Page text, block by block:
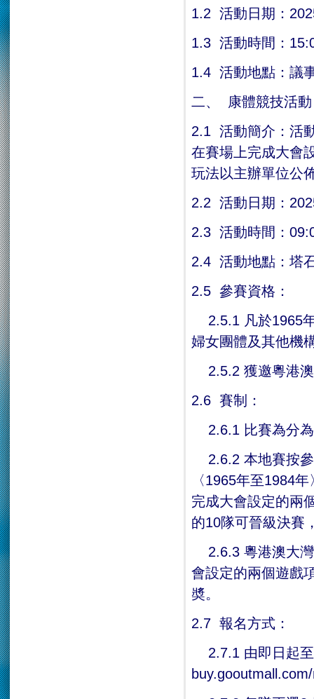
1.2 活動日期：
1.3 活動時間：
1.4 活動地點：議
二、 康體競技活動
2.1 活動簡介：活
在賽場上完成大會
玩法以主辦單位公
2.2 活動日期：
2.3 活動時間：
2.4 活動地點：塔
2.5 參賽資格：
2.5.1 凡於1965
婦女團體及其他機
2.5.2 獲邀粵港澳
2.6 賽制：
2.6.1 比賽為分為
2.6.2 本地賽按參
〈1965年至1984
完成大會設定的兩
的10隊可晉級決賽
2.6.3 粵港澳大灣
會設定的兩個遊戲
奬。
2.7 報名方式：
2.7.1 由即日起至